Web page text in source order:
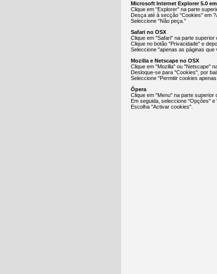
Microsoft Internet Explorer 5.0
Clique em "Explorer" na parte
Desça até à secção "Cookies" em
Seleccione "Não peça."
Safari no OSX
Clique em "Safari" na parte
Clique no botão "Privacidade" e
Seleccione "apenas as páginas que
Mozilla e Netscape no OSX
Clique em "Mozilla" ou "Netscape"
Desloque-se para "Cookies", por
Seleccione "Permitir cookies
Ópera
Clique em "Menu" na parte
Em seguida, seleccione "Opções" e
Escolha "Activar cookies".